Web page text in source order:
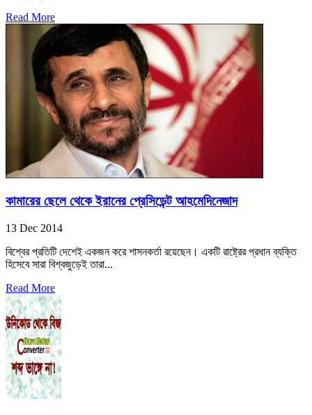
Read More
কামারের ছেলে থেকে ইরানের প্রেসিডেন্ট আহমেদিনেজাদ
13 Dec 2014
বিশ্বের প্রতিটি দেশেই একজন করে শাসনকর্তা রয়েছেন। একটি রাষ্ট্রের প্রধান ব্যক্তি
হিসেবে সারা বিশ্বজুড়েই তারা...
Read More